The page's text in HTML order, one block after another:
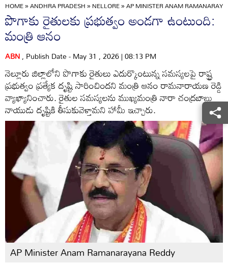
HOME»ANDHRA PRADESH»NELLORE»AP MINISTER ANAM
పొగాకు రైతులకు ప్రభుత్వం అండగా ఉంటుంది:
మంత్రి ఆనం
ABN, Publish Date - May 31 , 2026 | 08:13 PM
నెల్లూరు జిల్లాలోని పొగాకు రైతులు ఎదుర్కొంటున్న సమస్యలపై రాష్ట్ర
ప్రభుత్వం ప్రత్యేక దృష్టి సారించిందని మంత్రి ఆనం రామనారాయణ రెడ్డి
వ్యాఖ్యానించారు. రైతుల సమస్యలను ముఖ్యమంత్రి నారా చంద్రబాబు
నాయుడు దృష్టికి తీసుకువెళ్తామని హామీ ఇచ్చారు.
AP Minister Anam Ramanarayana Reddy